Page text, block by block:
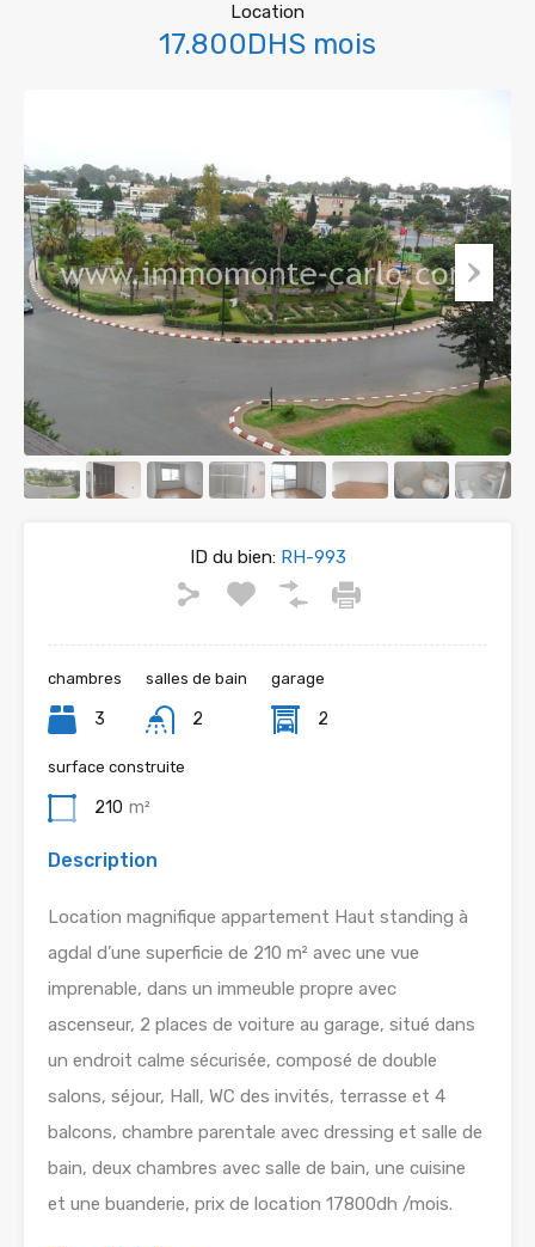
Location
17.800DHS mois
ID du bien:RH-993
chambres
3
salles de bain
2
garage
2
surface construite
210 m²
Description
Location magnifique appartement Haut standing à
agdal d’une superficie de 210 m² avec une vue
imprenable, dans un immeuble propre avec
ascenseur, 2 places de voiture au garage, situé dans
un endroit calme sécurisée, composé de double
salons, séjour, Hall, WC des invités, terrasse et 4
balcons, chambre parentale avec dressing et salle de
bain, deux chambres avec salle de bain, une cuisine
et une buanderie, prix de location 17800dh /mois.